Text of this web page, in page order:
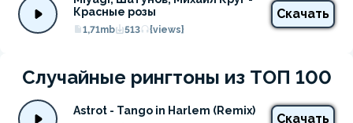
Красные розы
1,71mb 513 {views}
Скачать
Случайные рингтоны из ТОП 100
Astrot - Tango in Harlem (Remix)
Скачать